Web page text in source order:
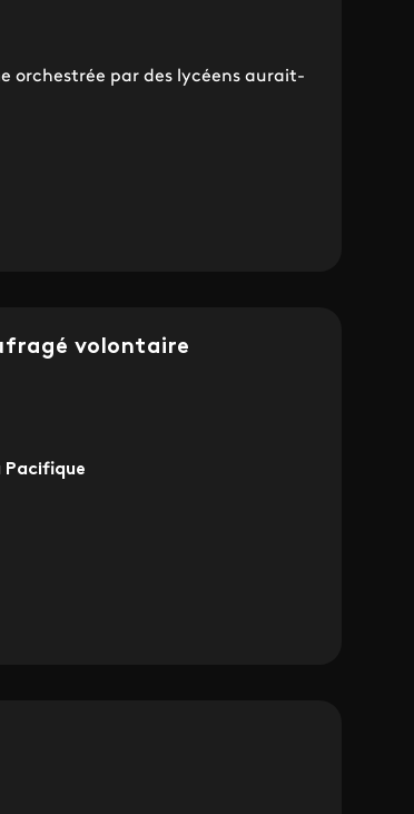
orchestrée par des lycéens aurait-
volontaire
Pacifique